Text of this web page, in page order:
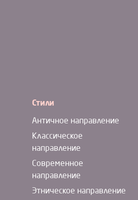
Стили
Античное направление
Классическое
направление
Современное
направление
Этническое направление